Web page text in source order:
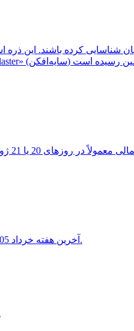
آخرین هفته خرداد 1405، اجتماع دیدنی هلال ماه شامگاهی با سیاره ناهید و مشتری را خواهید دید.